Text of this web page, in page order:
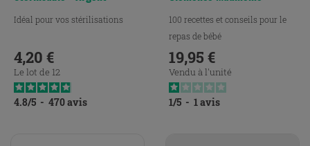
Idéal pour vos stérilisations
Prix
4,20 €
Le lot de 12
4.8/5 - 470avis
100 recettes et conseils pour le
repas de bébé
Prix
19,95 €
Vendu à l'unité
1/5 - 1avis